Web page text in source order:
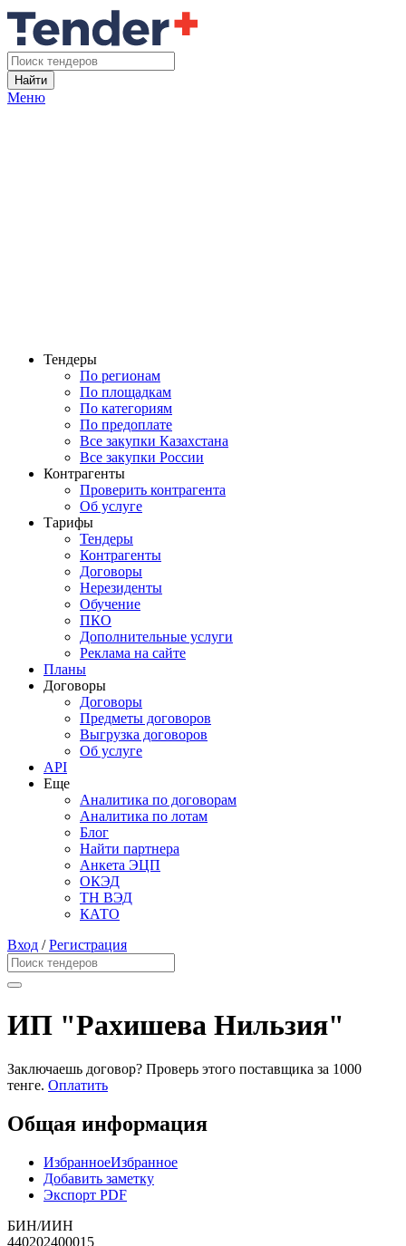
Найти
Меню
Тендеры
По регионам
По площадкам
По категориям
По предоплате
Все закупки Казахстана
Все закупки России
Контрагенты
Проверить контрагента
Об услуге
Тарифы
Тендеры
Контрагенты
Договоры
Нерезиденты
Обучение
ПКО
Дополнительные услуги
Реклама на сайте
Планы
Договоры
Договоры
Предметы договоров
Выгрузка договоров
Об услуге
API
Еще
Аналитика по договорам
Аналитика по лотам
Блог
Найти партнера
Анкета ЭЦП
ОКЭД
ТН ВЭД
КАТО
Вход /Регистрация
ИП "Рахишева Нильзия"
Заключаешь договор? Проверь этого поставщика за 1000
тенге. Оплатить
Общая информация
ИзбранноеИзбранное
Добавить заметку
Экспорт PDF
БИН/ИИН
440202400015